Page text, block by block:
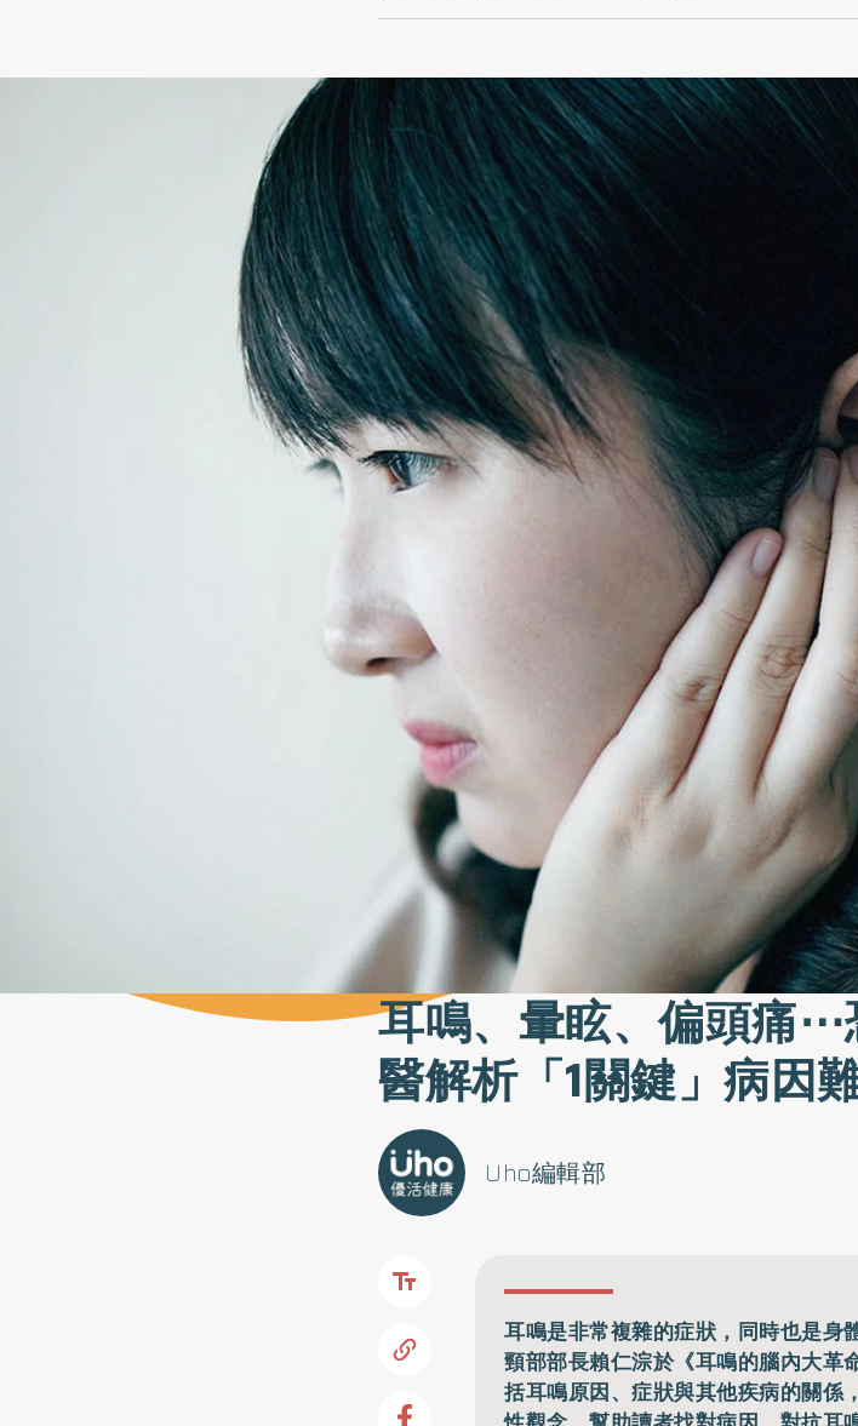
耳鳴、暈眩、偏頭痛⋯
醫解析「1關鍵」病因
Uho編輯部
耳鳴是非常複雜的症狀，同時也是身
頸部部長賴仁淙於《耳鳴的腦內大革
括耳鳴原因、症狀與其他疾病的關係